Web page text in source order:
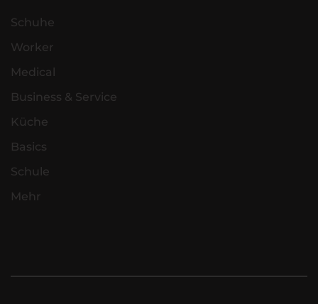
Schuhe
Worker
Medical
Business & Service
Küche
Basics
Schule
Mehr